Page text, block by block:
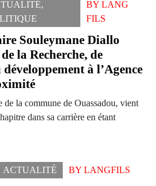
,
BY LANG
FILS
Souleymane Diallo
la Recherche, de
à l’Agence
la commune de Ouassadou, vient
dans sa carrière en étant
ACTUALITÉ BY LANGFILS